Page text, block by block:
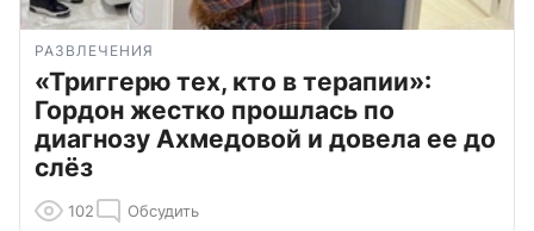
РАЗВЛЕЧЕНИЯ
«Триггерю тех, кто в терапии»:
Гордон жестко прошлась по
диагнозу Ахмедовой и довела ее до
слёз
102 Обсудить